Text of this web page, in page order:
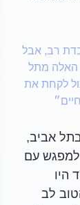
רב, אבל
האלה מתל
לקחת את
אביב,
למפגש עם
היו
לב